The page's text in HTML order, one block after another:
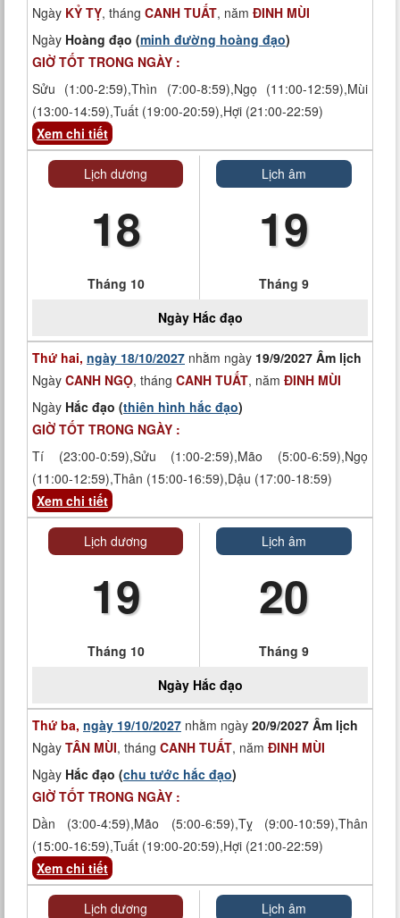
Ngày KỶ TỴ, tháng CANH TUẤT, năm ĐINH MÙI
Ngày Hoàng đạo (minh đường hoàng đạo)
GIỜ TỐT TRONG NGÀY :
Sửu (1:00-2:59),Thìn (7:00-8:59),Ngọ (11:00-12:59),Mùi
(13:00-14:59),Tuất (19:00-20:59),Hợi (21:00-22:59)
Xem chi tiết
Lịch dương
18
Tháng 10
Lịch âm
19
Tháng 9
Ngày Hắc đạo
Thứ hai, ngày 18/10/2027 nhằm ngày 19/9/2027 Âm lịch
Ngày CANH NGỌ, tháng CANH TUẤT, năm ĐINH MÙI
Ngày Hắc đạo (thiên hình hắc đạo)
GIỜ TỐT TRONG NGÀY :
Tí (23:00-0:59),Sửu (1:00-2:59),Mão (5:00-6:59),Ngọ
(11:00-12:59),Thân (15:00-16:59),Dậu (17:00-18:59)
Xem chi tiết
Lịch dương
19
Tháng 10
Lịch âm
20
Tháng 9
Ngày Hắc đạo
Thứ ba, ngày 19/10/2027 nhằm ngày 20/9/2027 Âm lịch
Ngày TÂN MÙI, tháng CANH TUẤT, năm ĐINH MÙI
Ngày Hắc đạo (chu tước hắc đạo)
GIỜ TỐT TRONG NGÀY :
Dần (3:00-4:59),Mão (5:00-6:59),Tỵ (9:00-10:59),Thân
(15:00-16:59),Tuất (19:00-20:59),Hợi (21:00-22:59)
Xem chi tiết
Lịch dương Lịch âm